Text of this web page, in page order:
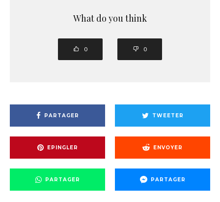
What do you think
0 0
PARTAGER TWEETER
EPINGLER ENVOYER
PARTAGER PARTAGER